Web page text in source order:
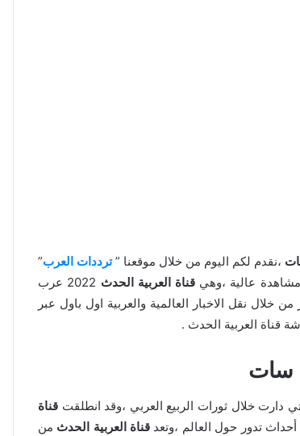
،نقدم لكم اليوم من خلال موقعنا ”ترددات العرب”
مشاهدة عالية ،وهيقناة العربية الحدث
2022 عرب
نقل الاخبار العالمية والعربية اول باول عبر
قناة العربية الحدث .
دارت خلال ثورات الربيع العربي ،وقد انطلقت قناة
قناة العربية الحدث من